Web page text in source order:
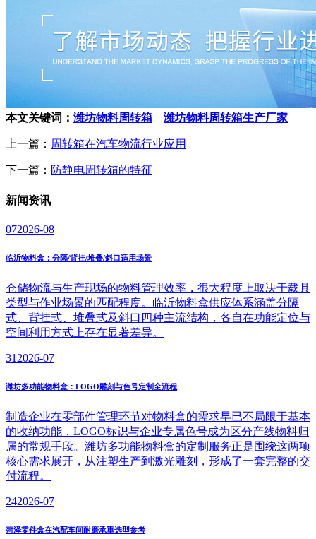
本文关键词： 潍坊物料周转箱 潍坊物料周转箱生产厂家
上一篇： 周转箱在汽车物流行业应用
下一篇： 防静电周转箱的特征
新闻资讯
072026-08
临沂物料盒：分隔/背挂/堆叠/斜口适用场景
仓储物流与生产现场的物料管理效率，很大程度上取决于载具
类型与作业场景的匹配程度。临沂物料盒供应体系涵盖分隔
式、背挂式、堆叠式及斜口四种主流结构，各自在功能定位与
空间利用方式上存在显著差异。
31 2026-07
潍坊多功能物料盒：LOGO雕刻与色号定制全流程
制造企业在零部件管理环节对物料盒的需求早已不局限于基本
的收纳功能，LOGO标识与企业专属色号成为区分产线物料归
属的常规手段。潍坊多功能物料盒的定制服务正是围绕这两项
核心需求展开，从注塑生产到激光雕刻，形成了一套完整的交
付流程。
242026-07
菏泽零件盒在汽配车间耐磨承重选型参考